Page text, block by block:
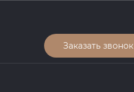
Заказать звонок